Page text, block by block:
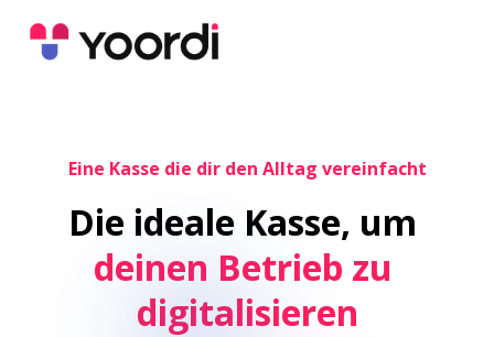
Eine Kasse die dir den Alltag vereinfacht
Die ideale Kasse, um
deinen Betrieb zu
digitalisieren